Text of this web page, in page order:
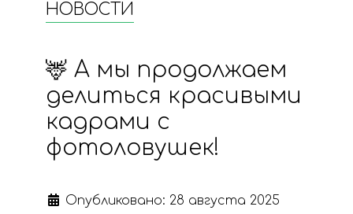
НОВОСТИ
🦌 А мы продолжаем
делиться красивыми
кадрами с
фотоловушек!
Опубликовано: 28 августа 2025